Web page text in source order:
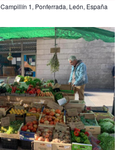
Campillín 1, Ponferrada, León, España